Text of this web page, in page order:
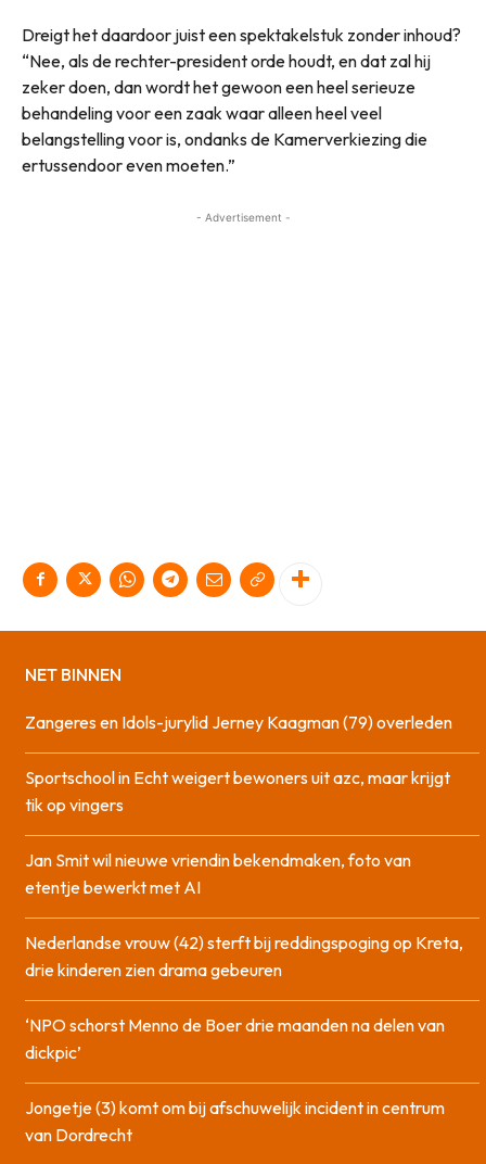
Dreigt het daardoor juist een spektakelstuk zonder inhoud?
“Nee, als de rechter-president orde houdt, en dat zal hij
zeker doen, dan wordt het gewoon een heel serieuze
behandeling voor een zaak waar alleen heel veel
belangstelling voor is, ondanks de Kamerverkiezing die
ertussendoor even moeten.”
- Advertisement -
NET BINNEN
Zangeres en Idols-jurylid Jerney Kaagman (79) overleden
Sportschool in Echt weigert bewoners uit azc, maar krijgt
tik op vingers
Jan Smit wil nieuwe vriendin bekendmaken, foto van
etentje bewerkt met AI
Nederlandse vrouw (42) sterft bij reddingspoging op Kreta,
drie kinderen zien drama gebeuren
‘NPO schorst Menno de Boer drie maanden na delen van
dickpic’
Jongetje (3) komt om bij afschuwelijk incident in centrum
van Dordrecht